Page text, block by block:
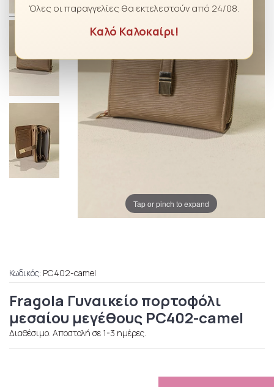
Όλες οι παραγγελίες θα εκτελεστούν από 24/08.
Καλό Καλοκαίρι!
Tap or pinch to expand
Κωδικός: PC402-camel
Fragola Γυναικείο πορτοφόλι
μεσαίου μεγέθους PC402-camel
Διαθέσιμο. Αποστολή σε 1-3 ημέρες.